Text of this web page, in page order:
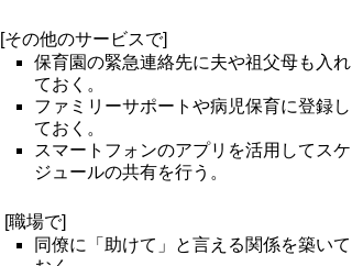
[その他のサービスで]
保育園の緊急連絡先に夫や祖父母も入れ
ておく。
ファミリーサポートや病児保育に登録し
ておく。
スマートフォンのアプリを活用してスケ
ジュールの共有を行う。
[職場で]
同僚に「助けて」と言える関係を築いて